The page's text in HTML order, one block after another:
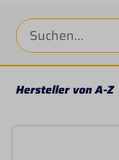
Hersteller von A-Z